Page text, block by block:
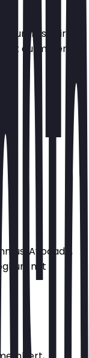
Wir
du immer
Avocado,
mit